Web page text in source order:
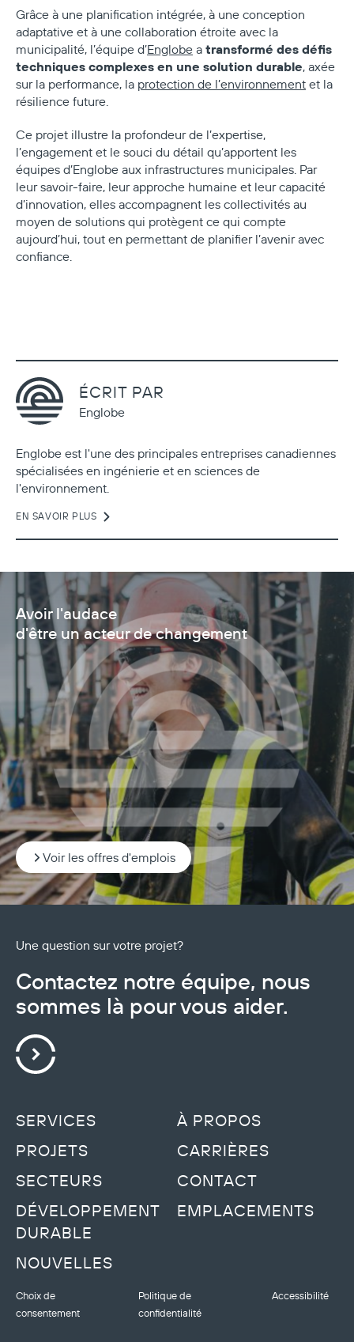
Grâce à une planification intégrée, à une conception
adaptative et à une collaboration étroite avec la
municipalité, l’équipe d’Englobe a transformé des défis
techniques complexes en une solution durable, axée
sur la performance, la protection de l’environnement et la
résilience future.
Ce projet illustre la profondeur de l’expertise,
l’engagement et le souci du détail qu’apportent les
équipes d’Englobe aux infrastructures municipales. Par
leur savoir‑faire, leur approche humaine et leur capacité
d’innovation, elles accompagnent les collectivités au
moyen de solutions qui protègent ce qui compte
aujourd’hui, tout en permettant de planifier l’avenir avec
confiance.
ÉCRIT PAR
Englobe
Englobe est l'une des principales entreprises canadiennes
spécialisées en ingénierie et en sciences de
l'environnement.
EN SAVOIR PLUS
Avoir l'audace
d'être un acteur de changement
Voir les offres d'emplois
Une question sur votre projet?
Contactez notre équipe, nous
sommes là pour vous aider.
Choix de
consentement
Politique de
confidentialité
Accessibilité
SERVICES
À PROPOS
PROJETS
CARRIÈRES
SECTEURS
CONTACT
DÉVELOPPEMENT
DURABLE
EMPLACEMENTS
NOUVELLES